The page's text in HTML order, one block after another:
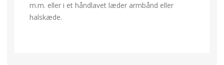
m.m. eller i et håndlavet læder armbånd eller
halskæde.